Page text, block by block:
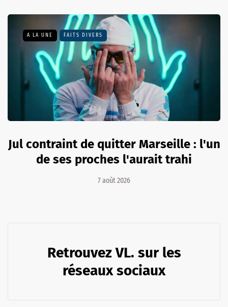
A LA UNE FAITS DIVERS
Jul contraint de quitter Marseille : l'un
de ses proches l'aurait trahi
7 août 2026
Retrouvez VL. sur les
réseaux sociaux